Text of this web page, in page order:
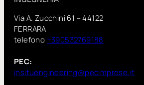
Via A. Zucchini 61 – 44122
FERRARA
telefono +390532769188
PEC:
insituengineering@pecimprese.it